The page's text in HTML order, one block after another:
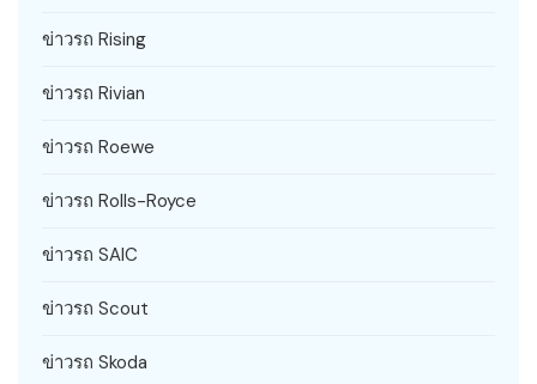
ข่าวรถ Rising
ข่าวรถ Rivian
ข่าวรถ Roewe
ข่าวรถ Rolls-Royce
ข่าวรถ SAIC
ข่าวรถ Scout
ข่าวรถ Skoda